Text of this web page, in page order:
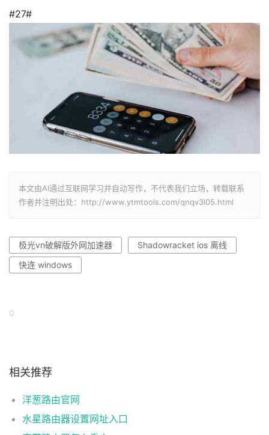
#27#
本文由AI通过互联网学习并自动写作，不代表我们立场，转载联系
作者并注明出处：http://www.ytmtools.com/qnqv3l05.html
极光vn破解版外网加速器
Shadowracket ios 离线
快连 windows
0
相关推荐
洋葱路由官网
水星路由器设置网址入口